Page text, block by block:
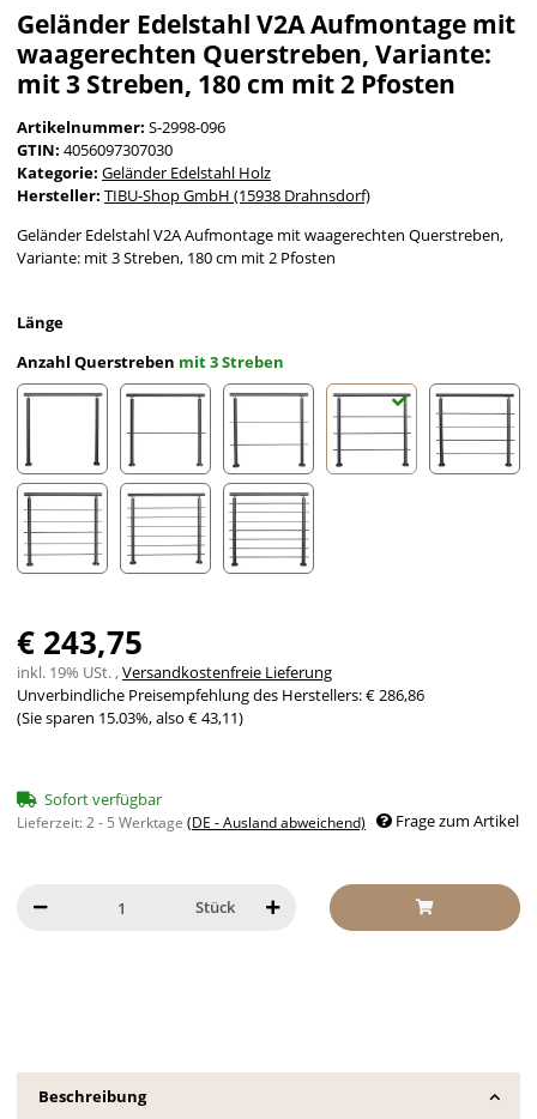
Geländer Edelstahl V2A Aufmontage mit
waagerechten Querstreben, Variante:
mit 3 Streben, 180 cm mit 2 Pfosten
Artikelnummer: S-2998-096
GTIN: 4056097307030
Kategorie: Geländer Edelstahl Holz
Hersteller: TIBU-Shop GmbH (15938 Drahnsdorf)
Geländer Edelstahl V2A Aufmontage mit waagerechten Querstreben,
Variante: mit 3 Streben, 180 cm mit 2 Pfosten
Länge
Anzahl Querstreben mit 3 Streben
ohne Streben mit 1 Strebe mit 2 Streben
€ 243,75
inkl. 19% USt. ,Versandkostenfreie Lieferung
Unverbindliche Preisempfehlung des Herstellers:€ 286,86
(Sie sparen 15.03%, also € 43,11)
Sofort verfügbar
Lieferzeit:2 - 5 Werktage (DE - Ausland abweichend) Frage zum Artikel
Stück
Beschreibung